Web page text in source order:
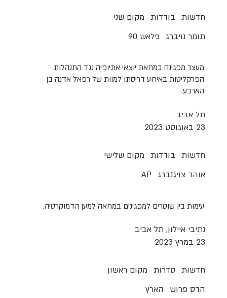
מקום שני בודדות חדשות
פלאש 90 תומר נויברג
מעצר מפגינה במחאת יוצאי אתיופיה נגד התנהלות
הפרקליטות באירוע דריסתו למוות של רפאל אדנה בן
הארבע.
תל אביב
23 באוגוסט 2023
מקום שלישי בודדות חדשות
AP
אוהד צויגנברג
עימות בין שוטרים למפגינים במחאה למען הדמוקרטיה.
נתיבי איילון, תל אביב
23 במרץ 2023
מקום ראשון סדרות חדשות
הארץ
הדס פרוש